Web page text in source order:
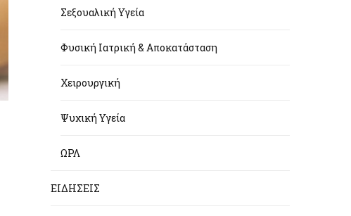
Σεξουαλική Υγεία
Φυσική Ιατρική & Αποκατάσταση
Χειρουργική
Ψυχική Υγεία
ΩΡΛ
ΕΙΔΗΣΕΙΣ